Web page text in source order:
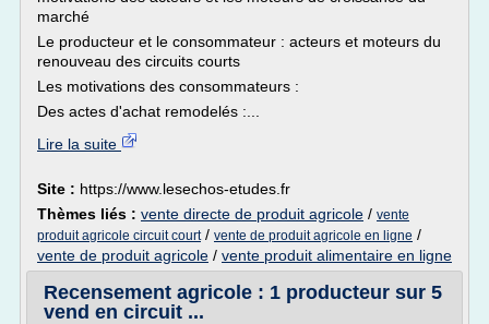
marché
Le producteur et le consommateur : acteurs et moteurs du
renouveau des circuits courts
Les motivations des consommateurs :
Des actes d'achat remodelés :...
Lire la suite
Site : https://www.lesechos-etudes.fr
Thèmes liés : vente directe de produit agricole / vente
produit agricole circuit court/ vente de produit agricole en ligne /
vente de produit agricole / vente produit alimentaire en ligne
Recensement agricole : 1 producteur sur 5
vend en circuit ...